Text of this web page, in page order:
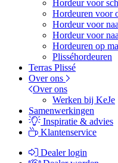
Hordeur voor
Hordeuren voor
Hordeur voor
Hordeur voor
Hordeuren op
Plisséhordeuren
Terras Plissé
Over ons
Over ons
Werken bij KeJe
Samenwerkingen
Inspiratie & advies
Klantenservice
Dealer login